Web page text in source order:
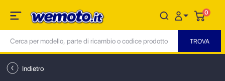
0
Indietro